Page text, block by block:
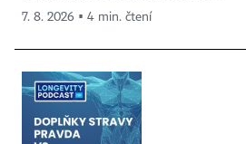
7. 8. 2026 ▪ 4 min. čtení